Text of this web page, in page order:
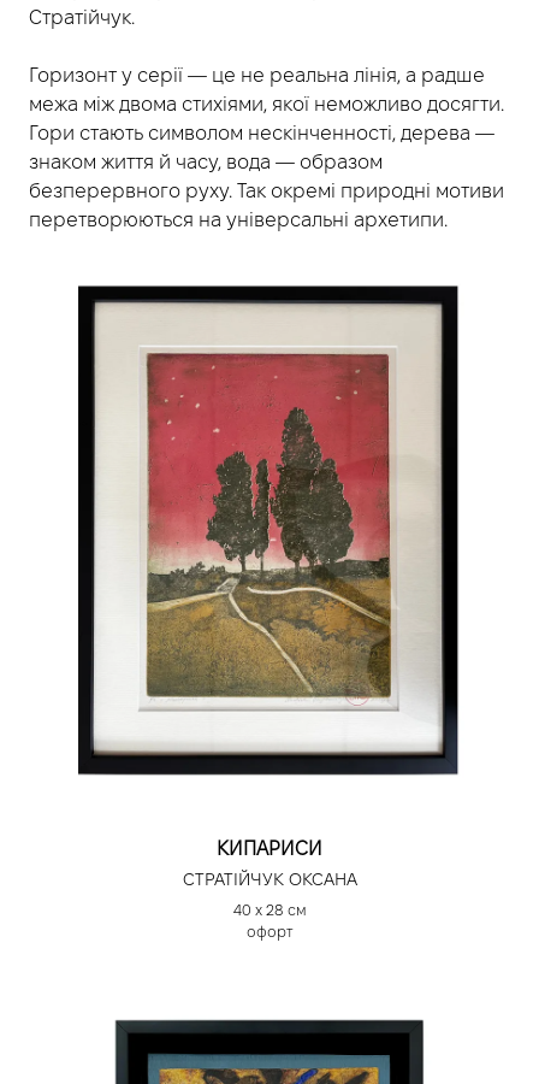
Стратійчук.
Горизонт у серії — це не реальна лінія, а радше
межа між двома стихіями, якої неможливо досягти.
Гори стають символом нескінченності, дерева —
знаком життя й часу, вода — образом
безперервного руху. Так окремі природні мотиви
перетворюються на універсальні архетипи.
КИПАРИСИ
СТРАТІЙЧУК ОКСАНА
40 х 28 см
офорт